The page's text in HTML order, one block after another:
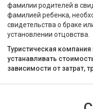
фамилии родителей в
фамилией ребенка,
свидетельства о браке
установлении отцовства.
Туристическая
устанавливать
зависимости от затрат,